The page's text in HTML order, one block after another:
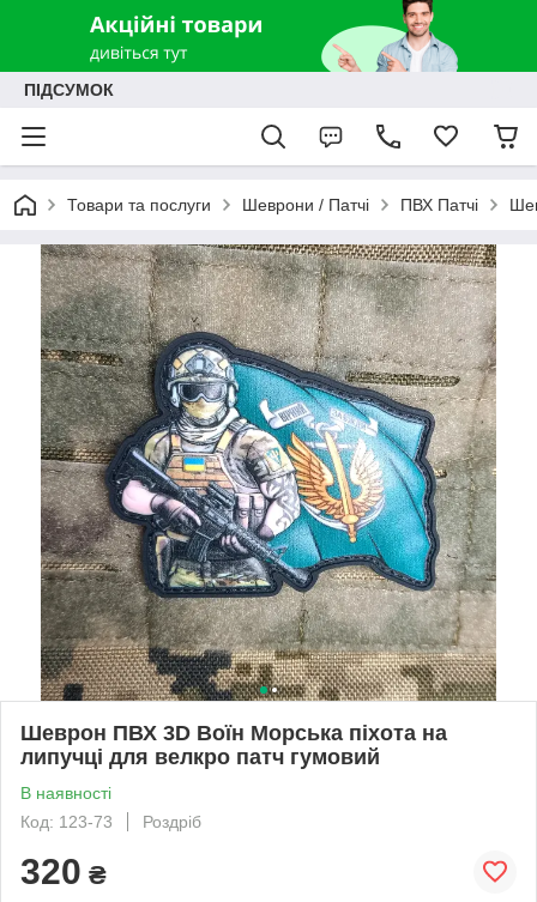
ПІДСУМОК
Товари та послуги Шеврони / Патчі ПВХ Патчі
Шеврон ПВХ 3D Воїн Морська піхота на
липучці для велкро патч гумовий
В наявності
Код: 123-73
Роздріб
320 ₴